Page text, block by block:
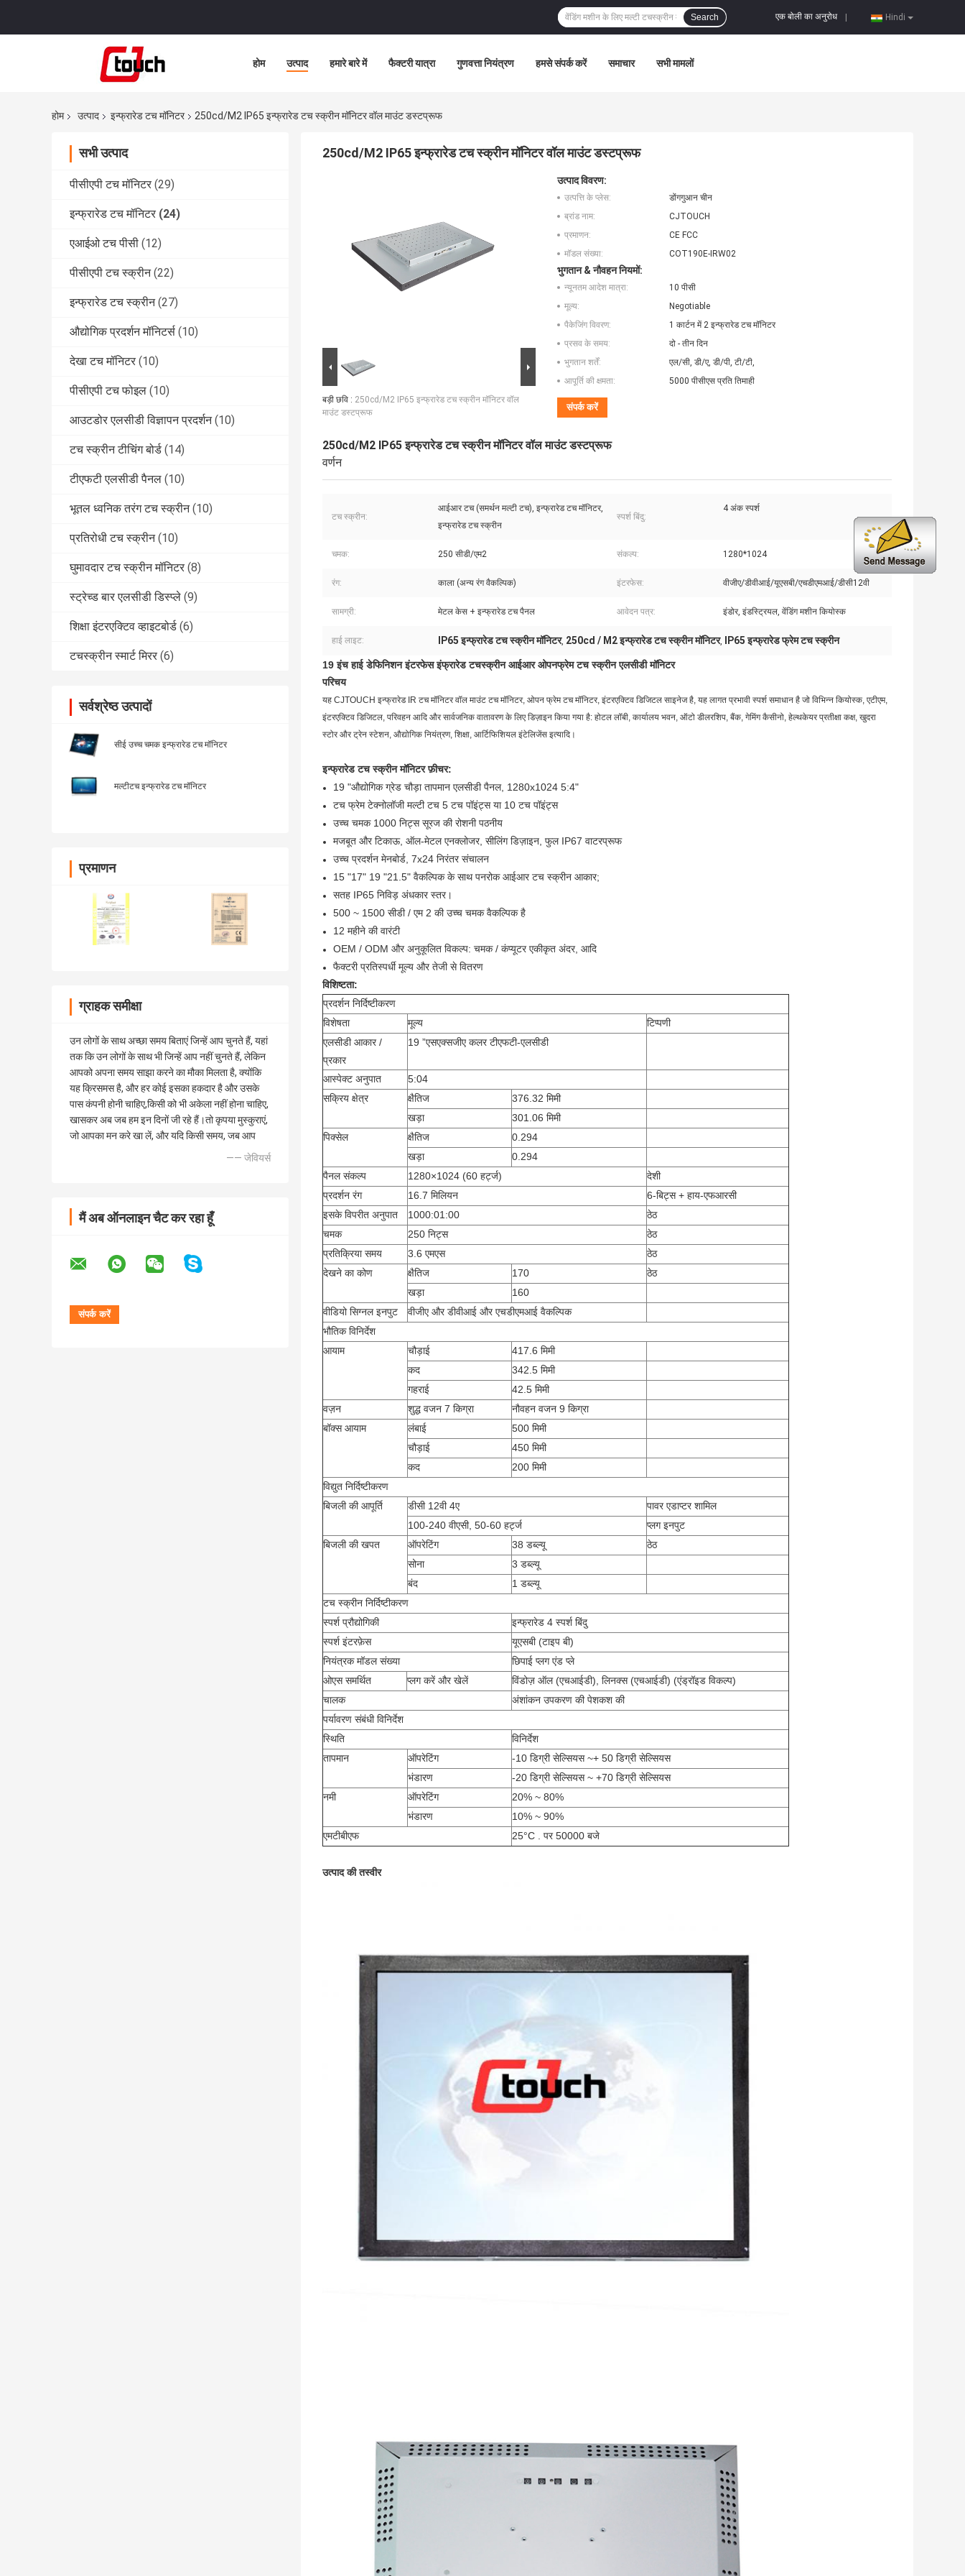
Hindi
एक बोली का अनुरोध
Search
होम उत्पाद हमारे बारे में फैक्टरी यात्रा गुणवत्ता नियंत्रण हमसे संपर्क करें समाचार सभी मामलों
होम उत्पाद इन्फ्रारेड टच मॉनिटर 250cd/M2 IP65 इन्फ्रारेड टच स्क्रीन मॉनिटर वॉल माउंट डस्टप्रूफ
सभी उत्पाद
पीसीएपी टच मॉनिटर (29)
इन्फ्रारेड टच मॉनिटर (24)
एआईओ टच पीसी (12)
पीसीएपी टच स्क्रीन (22)
इन्फ्रारेड टच स्क्रीन (27)
औद्योगिक प्रदर्शन मॉनिटर्स (10)
देखा टच मॉनिटर (10)
पीसीएपी टच फोइल (10)
आउटडोर एलसीडी विज्ञापन प्रदर्शन (10)
टच स्क्रीन टीचिंग बोर्ड (14)
टीएफटी एलसीडी पैनल (10)
भूतल ध्वनिक तरंग टच स्क्रीन (10)
प्रतिरोधी टच स्क्रीन (10)
घुमावदार टच स्क्रीन मॉनिटर (8)
स्ट्रेच्ड बार एलसीडी डिस्प्ले (9)
शिक्षा इंटरएक्टिव व्हाइटबोर्ड (6)
टचस्क्रीन स्मार्ट मिरर (6)
सर्वश्रेष्ठ उत्पादों
सीई उच्च चमक इन्फ्रारेड टच मॉनिटर
मल्टीटच इन्फ्रारेड टच मॉनिटर
प्रमाणन
ग्राहक समीक्षा
उन लोगों के साथ अच्छा समय बिताएं जिन्हें आप चुनते हैं, यहां
तक ​​कि उन लोगों के साथ भी जिन्हें आप नहीं चुनते हैं, लेकिन
आपको अपना समय साझा करने का मौका मिलता है, क्योंकि
यह क्रिसमस है, और हर कोई इसका हकदार है और उसके
पास कंपनी होनी चाहिए,किसी को भी अकेला नहीं होना चाहिए,
खासकर अब जब हम इन दिनों जी रहे हैं।तो कृपया मुस्कुराएं,
जो आपका मन करे खा लें, और यदि किसी समय, जब आप
—— जेवियर्स
मैं अब ऑनलाइन चैट कर रहा हूँ
250cd/M2 IP65 इन्फ्रारेड टच स्क्रीन मॉनिटर वॉल माउंट डस्टप्रूफ
बड़ी छवि : 250cd/M2 IP65 इन्फ्रारेड टच स्क्रीन मॉनिटर वॉल
माउंट डस्टप्रूफ
उत्पाद विवरण:
उत्पत्ति के प्लेस:
डोंगगुआन चीन
ब्रांड नाम:
CJTOUCH
प्रमाणन:
CE FCC
मॉडल संख्या:
COT190E-IRW02
भुगतान & नौवहन नियमों:
न्यूनतम आदेश मात्रा:
10 पीसी
मूल्य:
Negotiable
पैकेजिंग विवरण:
1 कार्टन में 2 इन्फ्रारेड टच मॉनिटर
प्रसव के समय:
दो - तीन दिन
भुगतान शर्तें:
एल/सी, डी/ए, डी/पी, टी/टी,
आपूर्ति की क्षमता:
5000 पीसीएस प्रति तिमाही
संपर्क करें
250cd/M2 IP65 इन्फ्रारेड टच स्क्रीन मॉनिटर वॉल माउंट डस्टप्रूफ
वर्णन
टच स्क्रीन:
आईआर टच (समर्थन मल्टी टच), इन्फ्रारेड टच मॉनिटर,
इन्फ्रारेड टच स्क्रीन
स्पर्श बिंदु:
4 अंक स्पर्श
चमक: 250 सीडी/एम2 संकल्प: 1280*1024
रंग: काला (अन्य रंग वैकल्पिक) इंटरफेस: वीजीए/डीवीआई/यूएसबी/एचडीएमआई/डीसी12वी
सामग्री: मेटल केस + इन्फ्रारेड टच पैनल आवेदन पत्र: इंडोर, इंडस्ट्रियल, वेंडिंग मशीन कियोस्क
हाई लाइट: IP65 इन्फ्रारेड टच स्क्रीन मॉनिटर, 250cd / M2 इन्फ्रारेड टच स्क्रीन मॉनिटर, IP65 इन्फ्रारेड फ्रेम टच स्क्रीन
19 इंच हाई डेफिनिशन इंटरफेस इंफ्रारेड टचस्क्रीन आईआर ओपनफ्रेम टच स्क्रीन एलसीडी मॉनिटर
परिचय
यह CJTOUCH इन्फ्रारेड IR टच मॉनिटर वॉल माउंट टच मॉनिटर, ओपन फ्रेम टच मॉनिटर, इंटरएक्टिव डिजिटल साइनेज है, यह लागत प्रभावी स्पर्श समाधान है जो विभिन्न कियोस्क, एटीएम,
इंटरएक्टिव डिजिटल, परिवहन आदि और सार्वजनिक वातावरण के लिए डिज़ाइन किया गया है: होटल लॉबी, कार्यालय भवन, ऑटो डीलरशिप, बैंक, गेमिंग कैसीनो, हेल्थकेयर प्रतीक्षा कक्ष, खुदरा
स्टोर और ट्रेन स्टेशन, औद्योगिक नियंत्रण, शिक्षा, आर्टिफिशियल इंटेलिजेंस इत्यादि।
इन्फ्रारेड टच स्क्रीन मॉनिटर फ़ीचर:
19 "औद्योगिक ग्रेड चौड़ा तापमान एलसीडी पैनल, 1280x1024 5:4"
टच फ्रेम टेक्नोलॉजी मल्टी टच 5 टच पॉइंट्स या 10 टच पॉइंट्स
उच्च चमक 1000 निट्स सूरज की रोशनी पठनीय
मजबूत और टिकाऊ, ऑल-मेटल एनक्लोजर, सीलिंग डिज़ाइन, फुल IP67 वाटरप्रूफ
उच्च प्रदर्शन मेनबोर्ड, 7x24 निरंतर संचालन
15 "17" 19 "21.5" वैकल्पिक के साथ पनरोक आईआर टच स्क्रीन आकार;
सतह IP65 निविड़ अंधकार स्तर।
500 ~ 1500 सीडी / एम 2 की उच्च चमक वैकल्पिक है
12 महीने की वारंटी
OEM / ODM और अनुकूलित विकल्प: चमक / कंप्यूटर एकीकृत अंदर, आदि
फैक्टरी प्रतिस्पर्धी मूल्य और तेजी से वितरण
विशिष्टता:
प्रदर्शन निर्दिष्टीकरण
विशेषता
मूल्य
टिप्पणी
एलसीडी आकार /
प्रकार
19 ”एसएक्सजीए कलर टीएफटी-एलसीडी
आस्पेक्ट अनुपात
5:04
सक्रिय क्षेत्र
क्षैतिज
376.32 मिमी
खड़ा
301.06 मिमी
पिक्सेल
क्षैतिज
0.294
खड़ा
0.294
पैनल संकल्प
1280×1024 (60 हर्ट्ज)
देशी
प्रदर्शन रंग
16.7 मिलियन
6-बिट्स + हाय-एफआरसी
इसके विपरीत अनुपात
1000:01:00
ठेठ
चमक
250 निट्स
ठेठ
प्रतिक्रिया समय
3.6 एमएस
ठेठ
देखने का कोण
क्षैतिज 170
ठेठ
खड़ा
160
वीडियो सिग्नल इनपुट
वीजीए और डीवीआई और एचडीएमआई वैकल्पिक
भौतिक विनिर्देश
आयाम
चौड़ाई
417.6 मिमी
कद
342.5 मिमी
गहराई
42.5 मिमी
वज़न
शुद्ध वजन 7 किग्रा
नौवहन वजन 9 किग्रा
बॉक्स आयाम
लंबाई
500 मिमी
चौड़ाई
450 मिमी
कद
200 मिमी
विद्युत निर्दिष्टीकरण
बिजली की आपूर्ति
डीसी 12वी 4ए
पावर एडाप्टर शामिल
100-240 वीएसी, 50-60 हर्ट्ज
प्लग इनपुट
बिजली की खपत
ऑपरेटिंग 38 डब्ल्यू
ठेठ
सोना
3 डब्ल्यू
बंद
1 डब्ल्यू
टच स्क्रीन निर्दिष्टीकरण
स्पर्श प्रौद्योगिकी
इन्फ्रारेड 4 स्पर्श बिंदु
स्पर्श इंटरफ़ेस
यूएसबी (टाइप बी)
नियंत्रक मॉडल संख्या
छिपाई प्लग एंड प्ले
ओएस समर्थित
प्लग करें और खेलें
विंडोज़ ऑल (एचआईडी), लिनक्स (एचआईडी) (एंड्रॉइड विकल्प)
चालक
अंशांकन उपकरण की पेशकश की
पर्यावरण संबंधी विनिर्देश
स्थि‍ति
विनिर्देश
तापमान
ऑपरेटिंग
-10 डिग्री सेल्सियस ~+ 50 डिग्री सेल्सियस
भंडारण
-20 डिग्री सेल्सियस ~ +70 डिग्री सेल्सियस
नमी
ऑपरेटिंग
20% ~ 80%
भंडारण
10% ~ 90%
एमटीबीएफ
25°C . पर 50000 बजे
उत्पाद की तस्वीर